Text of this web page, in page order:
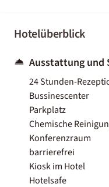
Hotelüberblick
Ausstattung und
24 Stunden-
Bussinescenter
Parkplatz
Chemische
Konferenzraum
barrierefrei
Kiosk im Hotel
Hotelsafe